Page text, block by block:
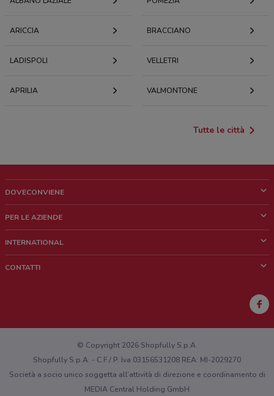
ARICCIA BRACCIANO
LADISPOLI VELLETRI
APRILIA VALMONTONE
Tutte le città
DOVECONVIENE
Chi siamo
Lavora con noi
PER LE AZIENDE
Richieste commerciali e marketing
INTERNATIONAL
CONTATTI
Hai un malfunzionamento sul web o sull'app?
© Copyright 2026 Shopfully S.p.A.
Shopfully S.p.A. - C.F / P. Iva 03156531208 REA: MI-2029270
Società a socio unico soggetta all’attività di direzione e coordinamento di
MEDIA Central Holding GmbH